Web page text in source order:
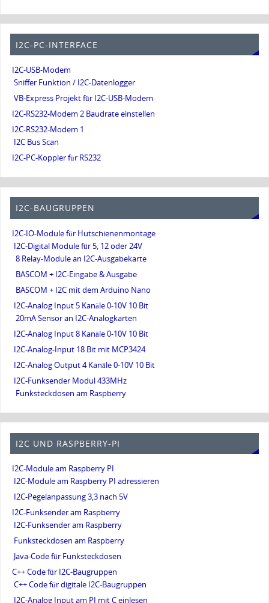
I2C-PC-INTERFACE
I2C-USB-Modem
Sniffer Funktion / I2C-Datenlogger
VB-Express Projekt für I2C-USB-Modem
I2C-RS232-Modem 2 Baudrate einstellen
I2C-RS232-Modem 1
I2C Bus Scan
I2C-PC-Koppler für RS232
I2C-BAUGRUPPEN
I2C-IO-Module für Hutschienenmontage
I2C-Digital Module für 5, 12 oder 24V
8 Relay-Module an I2C-Ausgabekarte
BASCOM + I2C-Eingabe & Ausgabe
BASCOM + I2C mit dem Arduino Nano
I2C-Analog Input 5 Kanäle 0-10V 10 Bit
20mA Sensor an I2C-Analogkarten
I2C-Analog Input 8 Kanäle 0-10V 10 Bit
I2C-Analog-Input 18 Bit mit MCP3424
I2C-Analog Output 4 Kanäle 0-10V 10 Bit
I2C-Funksender Modul 433MHz
Funksteckdosen am Raspberry
I2C UND RASPBERRY-PI
I2C-Module am Raspberry PI
I2C-Module am Raspberry PI adressieren
I2C-Pegelanpassung 3,3 nach 5V
I2C-Funksender am Raspberry
I2C-Funksender am Raspberry
Funksteckdosen am Raspberry
Java-Code für Funksteckdosen
C++ Code für I2C-Baugruppen
C++ Code für digitale I2C-Baugruppen
I2C-Analog Input am PI mit C einlesen